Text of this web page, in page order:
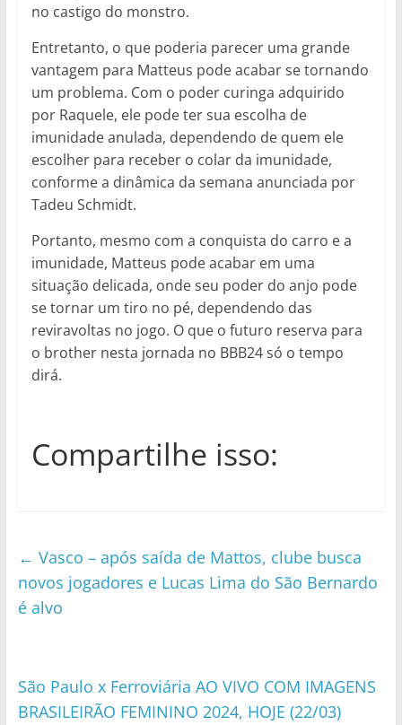
no castigo do monstro.
Entretanto, o que poderia parecer uma grande
vantagem para Matteus pode acabar se tornando
um problema. Com o poder curinga adquirido
por Raquele, ele pode ter sua escolha de
imunidade anulada, dependendo de quem ele
escolher para receber o colar da imunidade,
conforme a dinâmica da semana anunciada por
Tadeu Schmidt.
Portanto, mesmo com a conquista do carro e a
imunidade, Matteus pode acabar em uma
situação delicada, onde seu poder do anjo pode
se tornar um tiro no pé, dependendo das
reviravoltas no jogo. O que o futuro reserva para
o brother nesta jornada no BBB24 só o tempo
dirá.
Compartilhe isso:
← Vasco – após saída de Mattos, clube busca
novos jogadores e Lucas Lima do São Bernardo
é alvo
São Paulo x Ferroviária AO VIVO COM IMAGENS
BRASILEIRÃO FEMININO 2024, HOJE (22/03)